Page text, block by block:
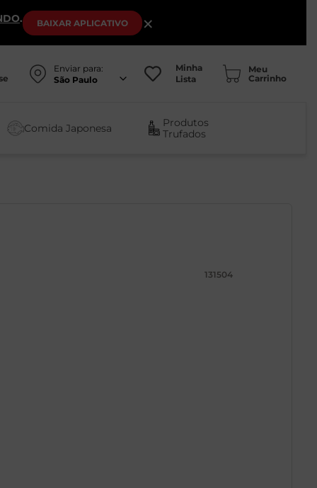
. BAIXAR APLICATIVO ×
Enviar para:
São Paulo
Minha
Lista
Comida Japonesa
Produtos
Trufados
131504